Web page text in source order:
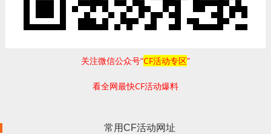
关注微信公众号“CF活动专区”
看全网最快CF活动爆料
常用CF活动网址